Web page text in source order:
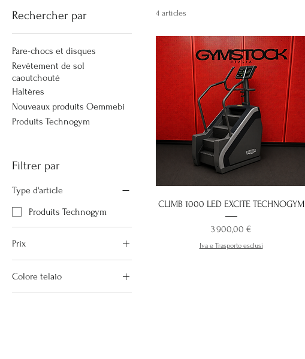
Rechercher par
Pare-chocs et disques
Revêtement de sol
caoutchouté
Haltères
Nouveaux produits Oemmebi
Produits Technogym
Filtrer par
Type d'article
Produits Technogym
Prix
3 900 € 4 900 €
Colore telaio
4 articles
CLIMB 1000 LED EXCITE TECHNOGYM
Prix
3 900,00 €
Iva e Trasporto esclusi